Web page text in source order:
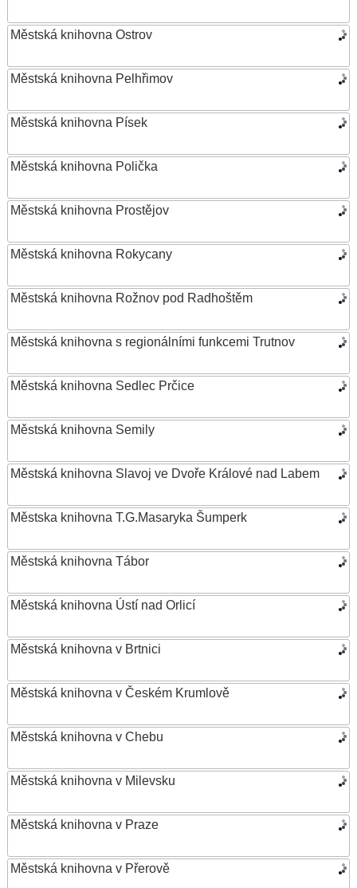
Městská knihovna Ostrov
Městská knihovna Pelhřimov
Městská knihovna Písek
Městská knihovna Polička
Městská knihovna Prostějov
Městská knihovna Rokycany
Městská knihovna Rožnov pod Radhoštěm
Městská knihovna s regionálními funkcemi Trutnov
Městská knihovna Sedlec Prčice
Městská knihovna Semily
Městská knihovna Slavoj ve Dvoře Králové nad Labem
Městska knihovna T.G.Masaryka Šumperk
Městská knihovna Tábor
Městská knihovna Ústí nad Orlicí
Městská knihovna v Brtnici
Městská knihovna v Českém Krumlově
Městská knihovna v Chebu
Městská knihovna v Milevsku
Městská knihovna v Praze
Městská knihovna v Přerově